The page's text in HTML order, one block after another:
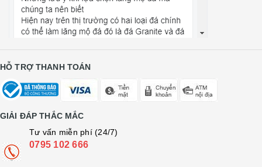
HỖ TRỢ THANH TOÁN
GIẢI ĐÁP THẮC MẮC
Tư vấn miễn phí (24/7)
0795 102 666